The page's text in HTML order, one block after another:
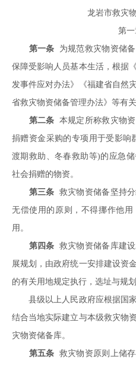
龙岩市救灾物
第一
第一条 为规范救灾物资储
保障受影响人员基本生活，根据
发事件应对办法》《福建省自然
省救灾物资储备管理办法》等有
第二条 本规定所称救灾物
捐赠资金采购的专项用于受影响
渡期救助、冬春救助等)的应急
社会捐赠的物资。
第三条 救灾物资储备坚持
无偿使用的原则，不得挪作他
用。
第四条 救灾物资储备库建
展规划，由政府统一安排建设资
的有关用地规定执行，选址与规划
县级以上人民政府应根据国家
结合当地实际建立与本级救灾物
灾物资储备库。
第五条 救灾物资原则上储